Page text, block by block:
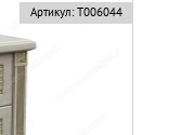
Артикул: Т006044